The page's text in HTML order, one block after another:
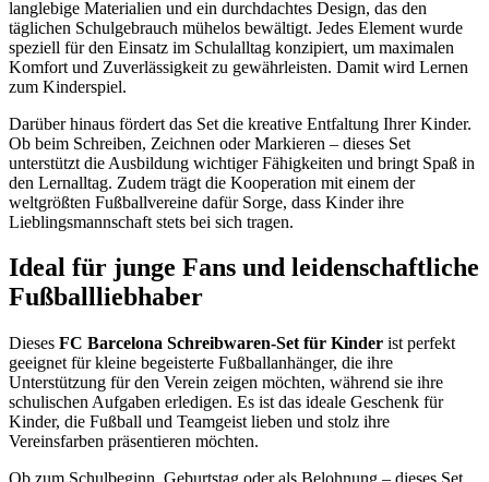
langlebige Materialien und ein durchdachtes Design, das den
täglichen Schulgebrauch mühelos bewältigt. Jedes Element wurde
speziell für den Einsatz im Schulalltag konzipiert, um maximalen
Komfort und Zuverlässigkeit zu gewährleisten. Damit wird Lernen
zum Kinderspiel.
Darüber hinaus fördert das Set die kreative Entfaltung Ihrer Kinder.
Ob beim Schreiben, Zeichnen oder Markieren – dieses Set
unterstützt die Ausbildung wichtiger Fähigkeiten und bringt Spaß in
den Lernalltag. Zudem trägt die Kooperation mit einem der
weltgrößten Fußballvereine dafür Sorge, dass Kinder ihre
Lieblingsmannschaft stets bei sich tragen.
Ideal für junge Fans und leidenschaftliche
Fußballliebhaber
Dieses FC Barcelona Schreibwaren-Set für Kinder ist perfekt
geeignet für kleine begeisterte Fußballanhänger, die ihre
Unterstützung für den Verein zeigen möchten, während sie ihre
schulischen Aufgaben erledigen. Es ist das ideale Geschenk für
Kinder, die Fußball und Teamgeist lieben und stolz ihre
Vereinsfarben präsentieren möchten.